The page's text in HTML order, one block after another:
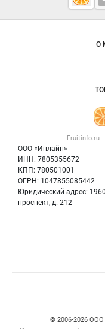
— рынок
фруктов
Важные
Fruitinfo.ru
ООО «Инлайн»
ИНН: 7805355672
КПП: 780501001
ОГРН: 1047855085442
Юридический адрес:
проспект, д. 212
Навигация по О
Политика
© 2006‑2026 ООО